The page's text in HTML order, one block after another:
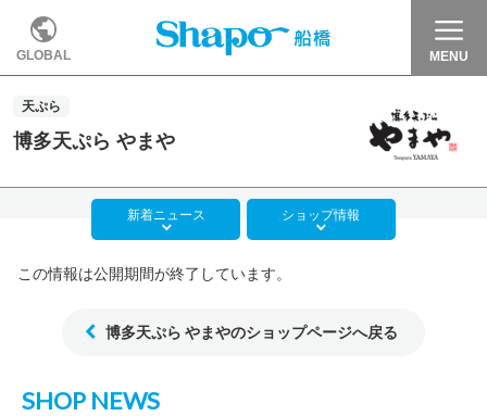
GLOBAL MENU
天ぷら
博多天ぷら やまや
新着ニュース ショップ情報
この情報は公開期間が終了しています。
博多天ぷら やまやのショップページへ戻る
SHOP NEWS